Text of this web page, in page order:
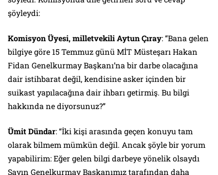
şöyleydi:
Komisyon Üyesi, milletvekili Aytun Çıray: “Bana gelen
bilgiye göre 15 Temmuz günü MİT Müsteşarı Hakan
Fidan Genelkurmay Başkanı’na bir darbe olacağına
dair istihbarat değil, kendisine asker içinden bir
suikast yapılacağına dair ihbarı getirmiş. Bu bilgi
hakkında ne diyorsunuz?”
Ümit Dündar: “İki kişi arasında geçen konuyu tam
olarak bilmem mümkün değil. Ancak şöyle bir yorum
yapabilirim: Eğer gelen bilgi darbeye yönelik olsaydı
Sayın Genelkurmay Başkanımız tarafından daha